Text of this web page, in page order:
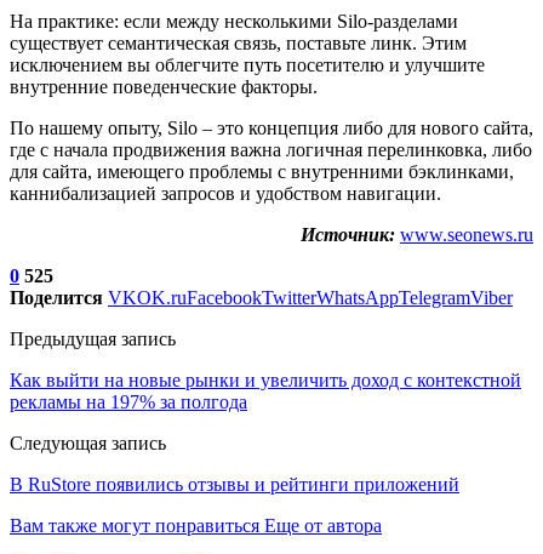
На практике: если между несколькими Silo-разделами
существует семантическая связь, поставьте линк. Этим
исключением вы облегчите путь посетителю и улучшите
внутренние поведенческие факторы.
По нашему опыту, Silo – это концепция либо для нового сайта,
где с начала продвижения важна логичная перелинковка, либо
для сайта, имеющего проблемы с внутренними бэклинками,
каннибализацией запросов и удобством навигации.
Источник: www.seonews.ru
0 525
Поделится VKOK.ruFacebookTwitterWhatsAppTelegramViber
Предыдущая запись
Как выйти на новые рынки и увеличить доход с контекстной
рекламы на 197% за полгода
Следующая запись
В RuStore появились отзывы и рейтинги приложений
Вам также могут понравиться Еще от автора